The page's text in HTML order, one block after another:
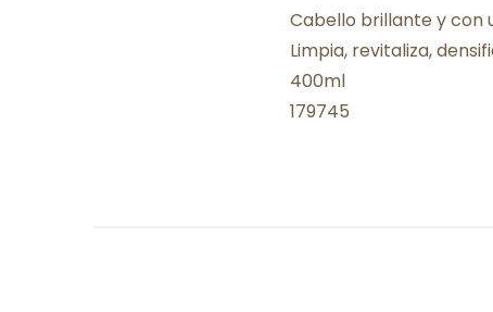
Cabello brillante y con
Limpia, revitaliza,
400ml
179745